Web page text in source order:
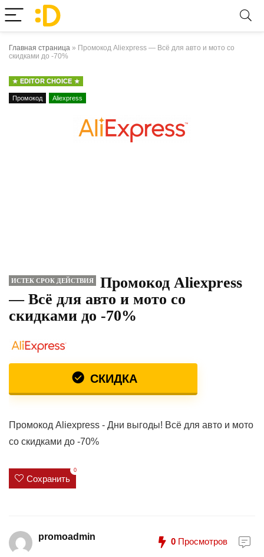
Главная страница » Промокод Aliexpress — Всё для авто и мото со
скидками до -70%
EDITOR CHOICE
Промокод Aliexpress
ИСТЕК СРОК ДЕЙСТВИЯ
Промокод Aliexpress
— Всё для авто и мото со
скидками до -70%
СКИДКА
Промокод Aliexpress - Дни выгоды! Всё для авто и мото
со скидками до -70%
Сохранить
0
promoadmin 0 Просмотров